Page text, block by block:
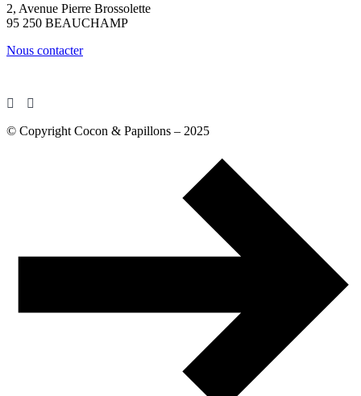
2, Avenue Pierre Brossolette
95 250 BEAUCHAMP
Nous contacter
© Copyright Cocon & Papillons – 2025